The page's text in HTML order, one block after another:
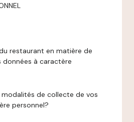
restaurant en matière de
à caractère
modalités de collecte de vos
personnel?